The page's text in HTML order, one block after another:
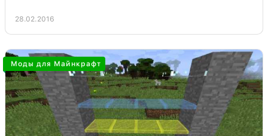
28.02.2016
Моды для Майнкрафт